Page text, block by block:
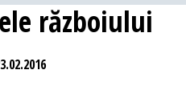
războiului